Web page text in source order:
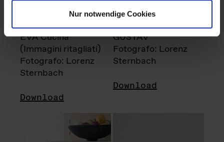
Nur notwendige Cookies
EVA Cucina
(Immagini ritagliati)
Fotografo: Lorenz
Sternbach
Download
GUSTAV
Fotografo: Lorenz
Sternbach
Download